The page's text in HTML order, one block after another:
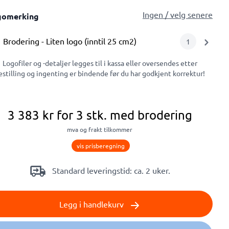
Ingen / velg senere
Brodering- Liten logo (inntil 25 cm2) 1
Logofiler og -detaljer legges til i kassa eller oversendes etter
og ingenting er bindende før du har godkjent korrektur!
3 383 krfor 3 stk. med brodering
mva og frakt tilkommer
vis prisberegning
Standard leveringstid: ca. 2 uker.
Legg i handlekurv